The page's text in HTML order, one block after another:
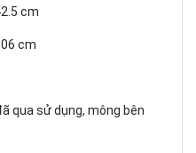
cm
cm
qua sử dụng, mông bên